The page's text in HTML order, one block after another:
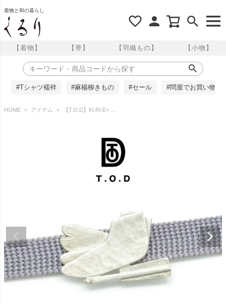
着物と和の暮らし
【着物】 【帯】 【羽織もの】 【小物】
#Tシャツ襦袢 #麻楊柳きもの #セール #問屋でお買い物
HOME アイテム 【T.O.D】KI.RI.E+ 帯留 足袋と扇子